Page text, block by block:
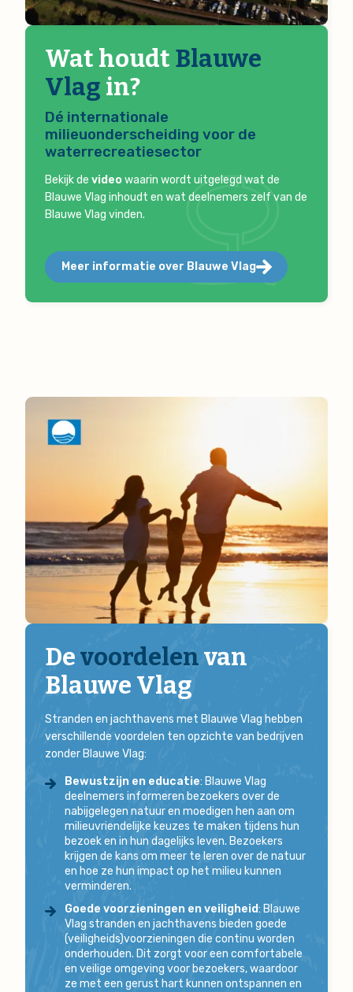
Wat houdt Blauwe
Vlag in?
Dé internationale
milieuonderscheiding voor de
waterrecreatiesector
Bekijk de videowaarin wordt uitgelegd wat de
Blauwe Vlag inhoudt en wat deelnemers zelf van de
Blauwe Vlag vinden.
Meer informatie over Blauwe Vlag
Devoordelenvan
Blauwe Vlag
Stranden en jachthavens met Blauwe Vlag hebben
verschillende voordelen ten opzichte van bedrijven
zonder Blauwe Vlag:
Bewustzijn en educatie: Blauwe Vlag
deelnemers informeren bezoekers over de
nabijgelegen natuur en moedigen hen aan om
milieuvriendelijke keuzes te maken tijdens hun
bezoek en in hun dagelijks leven. Bezoekers
krijgen de kans om meer te leren over de natuur
en hoe ze hun impact op het milieu kunnen
verminderen.
Goede voorzieningen en veiligheid: Blauwe
Vlag stranden en jachthavens bieden goede
(veiligheids)voorzieningen die continu worden
onderhouden. Dit zorgt voor een comfortabele
en veilige omgeving voor bezoekers, waardoor
ze met een gerust hart kunnen ontspannen en